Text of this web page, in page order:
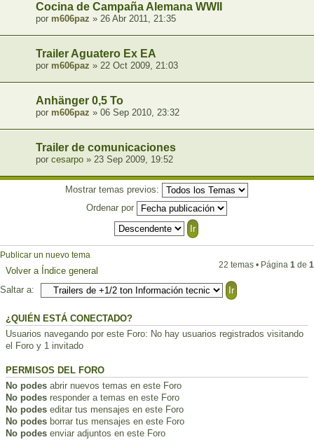
Cocina de Campaña Alemana WWII
por m606paz » 26 Abr 2011, 21:35
Trailer Aguatero Ex EA
por m606paz » 22 Oct 2009, 21:03
Anhänger 0,5 To
por m606paz » 06 Sep 2010, 23:32
Trailer de comunicaciones
por cesarpo » 23 Sep 2009, 19:52
Mostrar temas previos:
Ordenar por
Publicar un nuevo tema
22 temas • Página 1 de 1
Volver a Índice general
Saltar a:
¿QUIÉN ESTÁ CONECTADO?
Usuarios navegando por este Foro: No hay usuarios registrados visitando
el Foro y 1 invitado
PERMISOS DEL FORO
No podes abrir nuevos temas en este Foro
No podes responder a temas en este Foro
No podes editar tus mensajes en este Foro
No podes borrar tus mensajes en este Foro
No podes enviar adjuntos en este Foro